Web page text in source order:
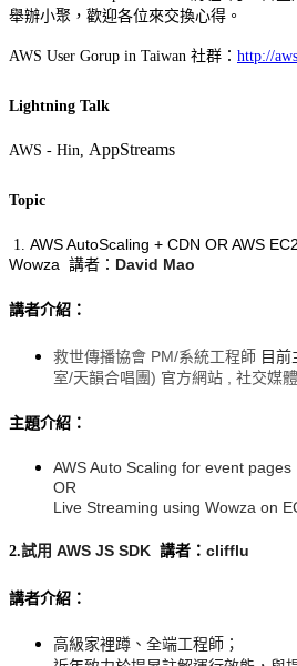
舉辦小聚，歡迎各位來交換心得。
AWS User Gorup in Taiwan 社群： http://
Lightning Talk
AWS - Hin, AppStreams
Topic
1. AWS AutoScaling + CDN OR AWS
Wowza 講者： David Mao
講者介紹：
救世傳播協會 PM/系統工程師 目
室/天韻合唱團) 官方網站 , 社交媒
主題介紹：
AWS Auto Scaling for event pages
OR
Live Streaming using Wowza on
2.試用 AWS JS SDK 講者： clifflu
講者介紹：
高級家裡蹲、全端工程師；